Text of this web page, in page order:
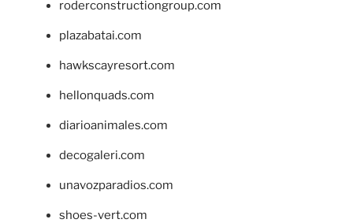
roderconstructiongroup.com
plazabatai.com
hawkscayresort.com
hellonquads.com
diarioanimales.com
decogaleri.com
unavozparadios.com
shoes-vert.com